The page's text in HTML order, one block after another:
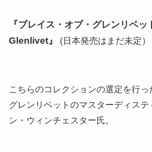
『ブレイス・オブ・グレンリベ
Glenlivet』
(日本発売はまだ未定）
こちらのコレクションの選定を行っ
グレンリベットのマスターディステ
ン・ウィンチェスター氏。